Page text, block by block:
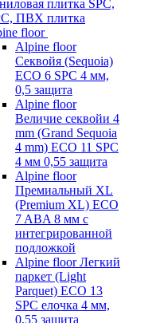
плитка SPC,
ПВХ плитка
floor
Alpine floor
Секвойя (Sequoia)
ECO 6 SPC 4 мм,
0,5 защита
Alpine floor
Величие секвойи 4
mm (Grand Sequoia
4 mm) ECO 11 SPC
4 мм 0,55 защита
Alpine floor
Премиальный XL
(Premium XL) ECO
7 ABA 8 мм с
интегрированной
подложкой
Alpine floor Легкий
паркет (Light
Parquet) ECO 13
SPC елочка 4 мм,
0,55 защита